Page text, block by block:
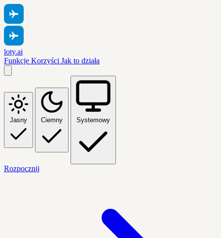
loty.ai
Funkcje Korzyści Jak to działa
Jasny Ciemny Systemowy
Rozpocznij